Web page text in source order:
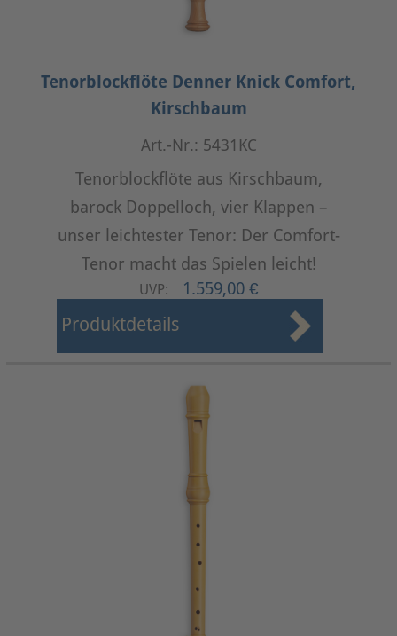
Tenorblockflöte Denner Knick Comfort,
Kirschbaum
Art.-Nr.: 5431KC
Tenorblockflöte aus Kirschbaum,
barock Doppelloch, vier Klappen –
unser leichtester Tenor: Der Comfort-
Tenor macht das Spielen leicht!
UVP: 1.559,00 €
Produktdetails